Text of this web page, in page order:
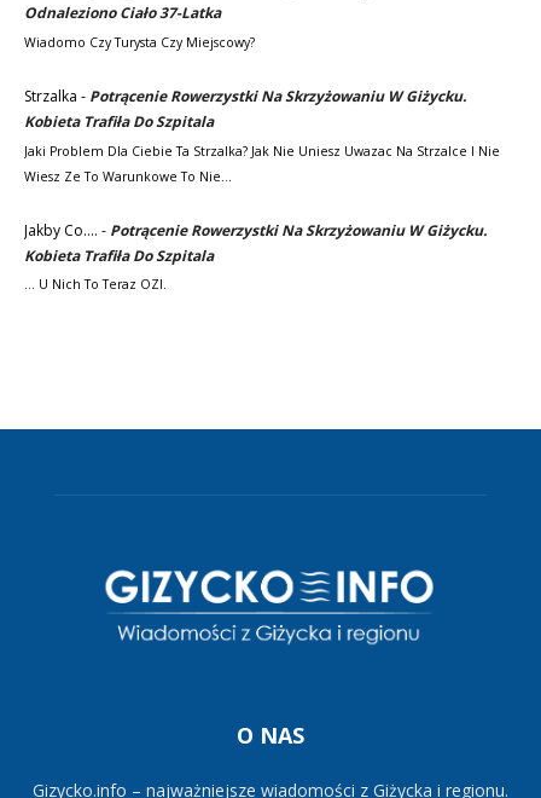
Odnaleziono Ciało 37-Latka
Wiadomo Czy Turysta Czy Miejscowy?
Strzalka - Potrącenie Rowerzystki Na Skrzyżowaniu W Giżycku.
Kobieta Trafiła Do Szpitala
Jaki Problem Dla Ciebie Ta Strzalka? Jak Nie Uniesz Uwazac Na Strzalce I Nie
Wiesz Ze To Warunkowe To Nie…
Jakby Co.... - Potrącenie Rowerzystki Na Skrzyżowaniu W Giżycku.
Kobieta Trafiła Do Szpitala
... U Nich To Teraz OZI.
O NAS
Gizycko.info – najważniejsze wiadomości z Giżycka i regionu.